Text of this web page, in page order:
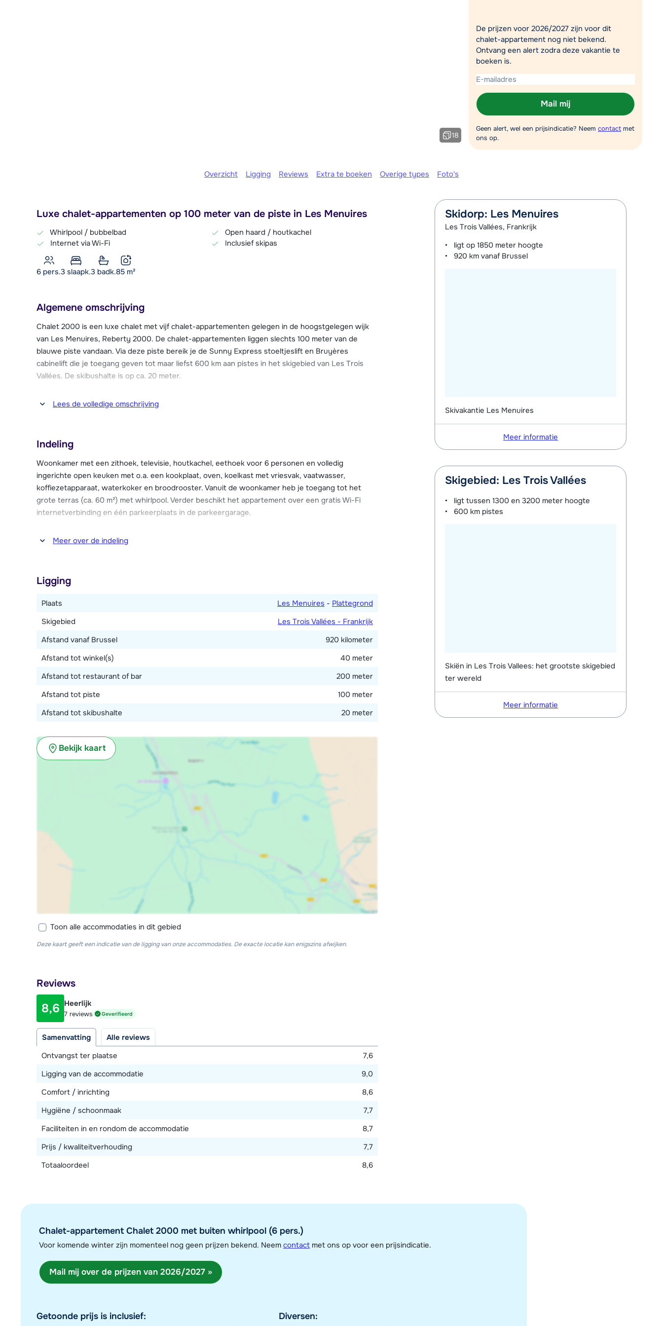
We zijn er vandaag om 10:00 uur.
Chat met wintersportspecialist
18
De prijzen voor 2026/2027 zijn voor dit
chalet-appartement nog niet bekend.
Ontvang een alert zodra deze vakantie te
boeken is.
Mail mij
Geen alert, wel een prijsindicatie? Neem contact met
ons op.
Overzicht Ligging Reviews Extra te boeken Overige types Foto's
Luxe chalet-appartementen op 100 meter van de piste in Les Menuires
Whirlpool / bubbelbad
Internet via Wi-Fi
Open haard / houtkachel
Inclusief skipas
6 pers.3 slaapk.3 badk.85 m²
Algemene omschrijving
Chalet 2000 is een luxe chalet met vijf chalet-appartementen gelegen in de hoogstgelegen wijk
van Les Menuires, Reberty 2000. De chalet-appartementen liggen slechts 100 meter van de
blauwe piste vandaan. Via deze piste bereik je de Sunny Express stoeltjeslift en Bruyères
cabinelift die je toegang geven tot maar liefst 600 km aan pistes in het skigebied van Les Trois
Vallées. De skibushalte is op ca. 20 meter.
Op ca. 40 meter afstand bevindt zich een supermarkt. Het centrum van Les Menuires bevindt zich
Chalet 2000 is eind januari 2020 geopend. Het chalet beschikt over een parkeergarage en
parkeerplaats voor het chalet en een skiberging met skischoendrogers.
Lees de volledige omschrijving
Indeling
Woonkamer met een zithoek, televisie, houtkachel, eethoek voor 6 personen en volledig
ingerichte open keuken met o.a. een kookplaat, oven, koelkast met vriesvak, vaatwasser,
koffiezetapparaat, waterkoker en broodrooster. Vanuit de woonkamer heb je toegang tot het
grote terras (ca. 60 m²) met whirlpool. Verder beschikt het appartement over een gratis Wi-Fi
internetverbinding en één parkeerplaats in de parkeergarage.
Drie slaapkamers, waarvan twee met ieder twee 1-persoonsbedden en één met twee
Hoewel dit appartement over meer slaapplaatsen beschikt, is de maximale toegestane bezetting 6
personen.
Meer over de indeling
Ligging
Plaats Les Menuires - Plattegrond
Skigebied
Les Trois Vallées - Frankrijk
Afstand vanaf Brussel
920 kilometer
Afstand tot winkel(s)
40 meter
Afstand tot restaurant of bar
200 meter
Afstand tot piste
100 meter
Afstand tot skibushalte
20 meter
Bekijk kaart
Toon alle accommodaties in dit gebied
Deze kaart geeft een indicatie van de ligging van onze accommodaties. De exacte locatie kan enigszins afwijken.
Reviews
8,6 Heerlijk
7 reviews Geverifieerd
Samenvatting
Alle reviews
Ontvangst ter plaatse
7,6
Ligging van de accommodatie
9,0
Comfort / inrichting
8,6
Hygiëne / schoonmaak
7,7
Faciliteiten in en rondom de accommodatie
8,7
Prijs / kwaliteitverhouding
7,7
Totaaloordeel
8,6
Chalet-appartement Chalet 2000 met buiten whirlpool (6 pers.)
Voor komende winter zijn momenteel nog geen prijzen bekend. Neem contact met ons op voor een prijsindicatie.
Mail mij over de prijzen van 2026/2027 »
Getoonde prijs is inclusief: Diversen:
Skidorp: Les Menuires
Les Trois Vallées, Frankrijk
ligt op1850 meter hoogte
920 km vanaf Brussel
Skivakantie Les Menuires
Meer informatie
Skigebied: Les Trois Vallées
ligt tussen1300 en 3200 meter hoogte
600 km pistes
Skiën in Les Trois Vallees: het grootste skigebied
ter wereld
Meer informatie